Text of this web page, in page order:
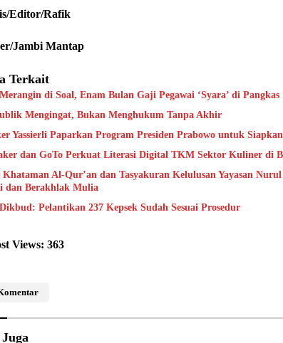
Editor/Rafik
Jambi Mantap
Terkait
di Soal, Enam Bulan Gaji Pegawai ‘Syara’ di Pangkas
Mengingat, Bukan Menghukum Tanpa Akhir
Yassierli Paparkan Program Presiden Prabowo untuk
dan GoTo Perkuat Literasi Digital TKM Sektor Kuliner di
Al-Qur’an dan Tasyakuran Kelulusan Yayasan
dan Berakhlak Mulia
Pelantikan 237 Kepsek Sudah Sesuai Prosedur
Views: 363